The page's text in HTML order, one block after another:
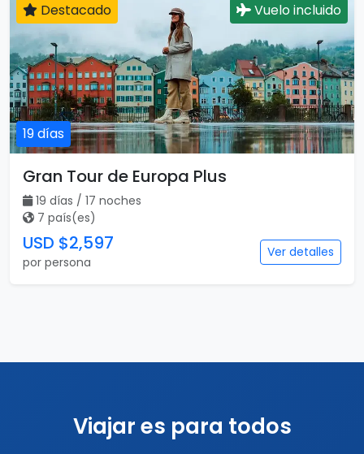
19 días
Destacado Vuelo incluido
Gran Tour de Europa Plus
19 días / 17 noches
7 país(es)
USD $2,597
por persona
Ver detalles
Viajar es para todos